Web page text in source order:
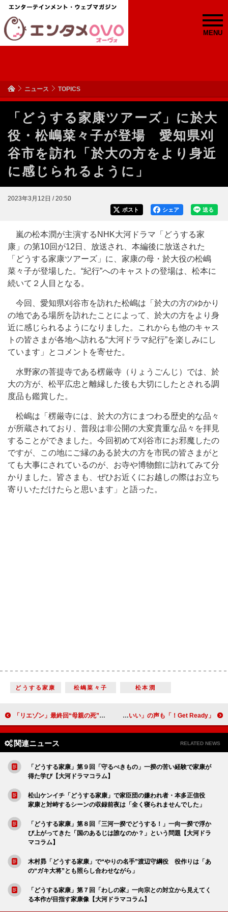
MENU
ニュース TOPICS
「どうする家康ツアーズ」に於大
役・松嶋菜々子が登場 愛知県刈
谷市を訪れ「於大の方をより身近
に感じられるように」
2023年3月12日 / 20:50
送る
シェア
ポスト
嵐の松本潤が主演するNHK大河ドラマ「どうする家
康」の第10回が12日、放送され、本編後に放送された
「どうする家康ツアーズ」に、家康の母・於大役の松嶋
菜々子が登場した。“紀行”へのキャストの登場は、松本に
続いて２人目となる。
今回、愛知県刈谷市を訪れた松嶋は「於大の方のゆかり
の地である場所を訪れたことによって、於大の方をより身
近に感じられるようになりました。これからも他のキャス
トの皆さまが各地へ訪れる“大河ドラマ紀行”を楽しみにし
ています」とコメントを寄せた。
水野家の菩提寺である楞厳寺（りょうごんじ）では、於
大の方が、松平広忠と離縁した後も大切にしたとされる調
度品も鑑賞した。
松嶋は「楞厳寺には、於大の方にまつわる歴史的な品々
が所蔵されており、普段は非公開の大変貴重な品々を拝見
することができました。今回初めて刈谷市にお邪魔したの
ですが、この地にご縁のある於大の方を市民の皆さまがと
ても大事にされているのが、お寺や博物館に訪れてみて分
かりました。皆さまも、ぜひお近くにお越しの際はお立ち
寄りいただけたらと思います」と語った。
どうする家康 松嶋菜々子 松本潤
「リエゾン」最終回“母親の死”を伝える父と子の姿に涙 「遊園地のベンチで３人で泣くシーンは号泣した」 「Get Ready！」最終話、闇医者チームと警察との攻防が激化 “運び屋”鈴木亮平の再登場に「謎が多くてカッコいい」の声も
関連ニュース RELATED NEWS
「どうする家康」第９回「守るべきもの」一揆の苦い経験で家康が
得た学び【大河ドラマコラム】
松山ケンイチ「どうする家康」で家臣団の嫌われ者・本多正信役
家康と対峙するシーンの収録前夜は「全く寝られませんでした」
「どうする家康」第８回「三河一揆でどうする！」一向一揆で浮か
び上がってきた「国のあるじは誰なのか？」という問題【大河ドラ
マコラム】
木村昴「どうする家康」で“やりの名手”渡辺守綱役 役作りは「あ
の“ガキ大将”とも照らし合わせながら」
「どうする家康」第７回「わしの家」一向宗との対立から見えてく
る本作が目指す家康像【大河ドラマコラム】